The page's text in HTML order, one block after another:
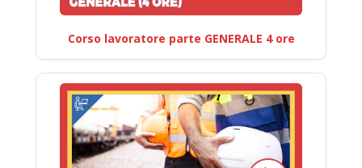
Corso lavoratore parte GENERALE 4 ore